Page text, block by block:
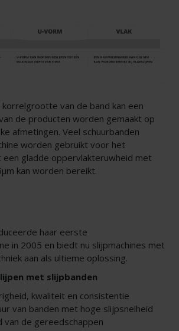
korrelgrootte van de band kan een
de producten worden gemaakt op
afmetingen. Veel schuurbanden
worden gebruikt voor het
een gladde oppervlakteruwheid met
kan worden bereikt.
haar eerste
in 2005 en biedt nu slijpmachines met
aan als ultieme oplossing.
met slijpbanden
kwaliteit en consistentie
van banden met hoge slijpsnelheid
van de gereedschappen